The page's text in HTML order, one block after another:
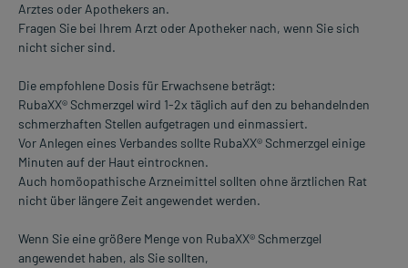
Arztes oder Apothekers an.
Fragen Sie bei Ihrem Arzt oder Apotheker nach, wenn Sie sich
nicht sicher sind.
Die empfohlene Dosis für Erwachsene beträgt:
RubaXX® Schmerzgel wird 1-2x täglich auf den zu behandelnden
schmerzhaften Stellen aufgetragen und einmassiert.
Vor Anlegen eines Verbandes sollte RubaXX® Schmerzgel einige
Minuten auf der Haut eintrocknen.
Auch homöopathische Arzneimittel sollten ohne ärztlichen Rat
nicht über längere Zeit angewendet werden.
Wenn Sie eine größere Menge von RubaXX® Schmerzgel
angewendet haben, als Sie sollten,